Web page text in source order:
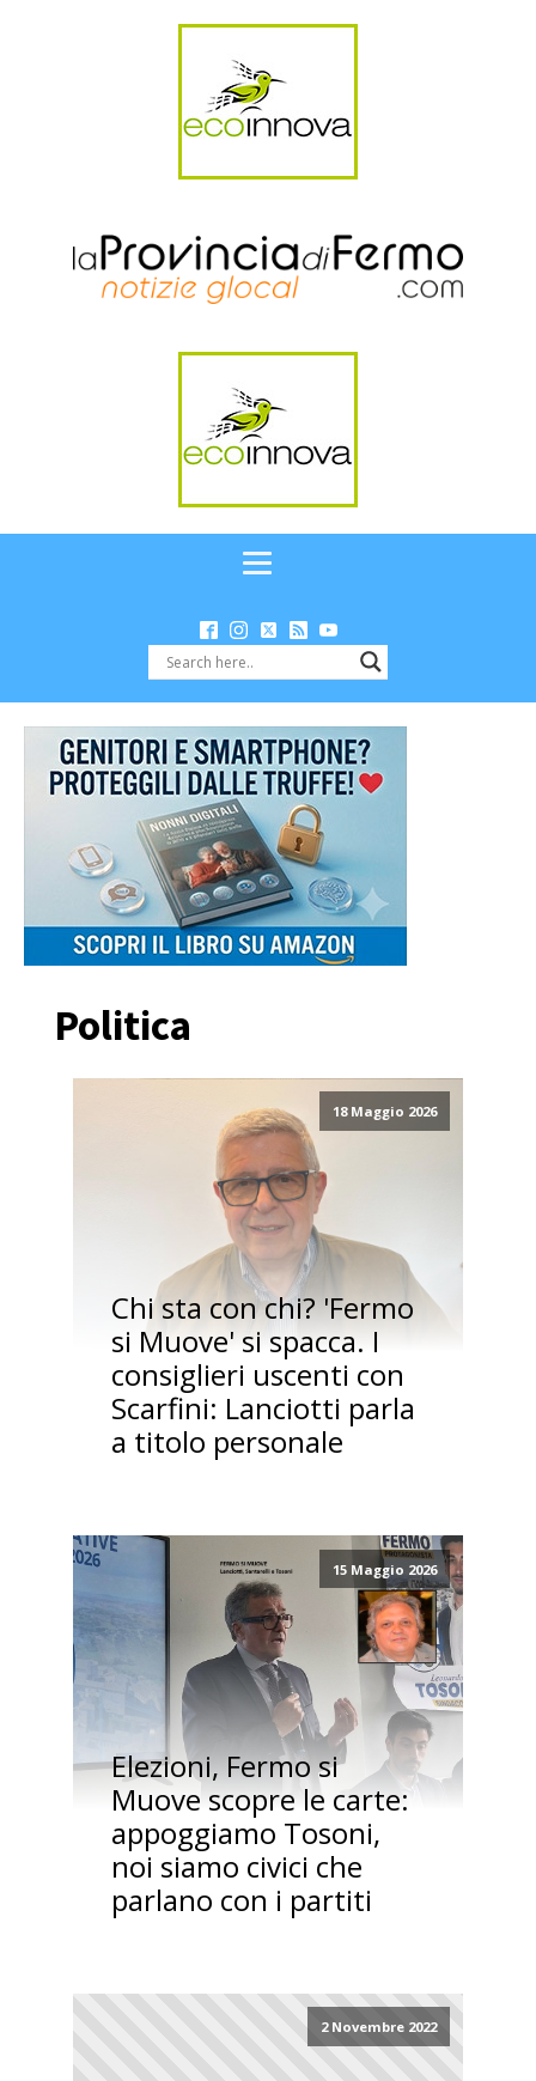
Politica
18 Maggio 2026
Chi sta con chi? 'Fermo
si Muove' si spacca. I
consiglieri uscenti con
Scarfini: Lanciotti parla
a titolo personale
15 Maggio 2026
Elezioni, Fermo si
Muove scopre le carte:
appoggiamo Tosoni,
noi siamo civici che
parlano con i partiti
2 Novembre 2022